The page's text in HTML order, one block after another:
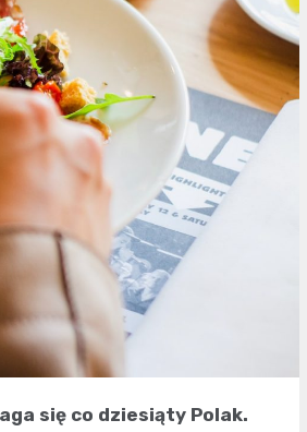
się co dziesiąty Polak.